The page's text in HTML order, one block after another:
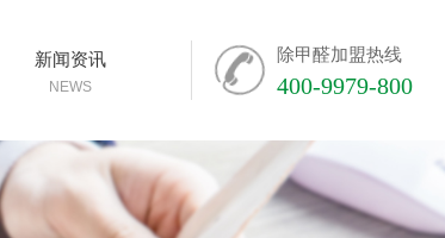
除甲醛加盟热线
400-9979-800
新闻资讯
NEWS